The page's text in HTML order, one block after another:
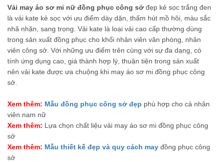
Vải may áo sơ mi nữ đồng phục công sở đẹp kẻ sọc trắng đen
là vải kate kẻ sọc với ưu điểm dày dặn, thấm hút mồ hôi, màu sắc
nhã nhặn, sang trọng. Vải kate là loại vải cao cấp thường dùng
trong sản xuất đồng phục cho khối nhân viên văn phòng, nhân
viên công sở. Với những ưu điểm trên cùng với sự đa dạng, có
tính ứng dụng cao, giá thành hợp lý, thuận tiện trong sản xuất
nên vải kate được ưa chuộng khi may áo sơ mi đồng phục công
sở.
Xem thêm: Mẫu đồng phục công sở đẹp phù hợp cho cả nhân
viên nam nữ
Xem thêm: Lựa chọn chất liệu vải may áo sơ mi đồng phục công
sở
Xem thêm: Mẫu thiết kế đẹp và quy cách may đồng phục công
sở